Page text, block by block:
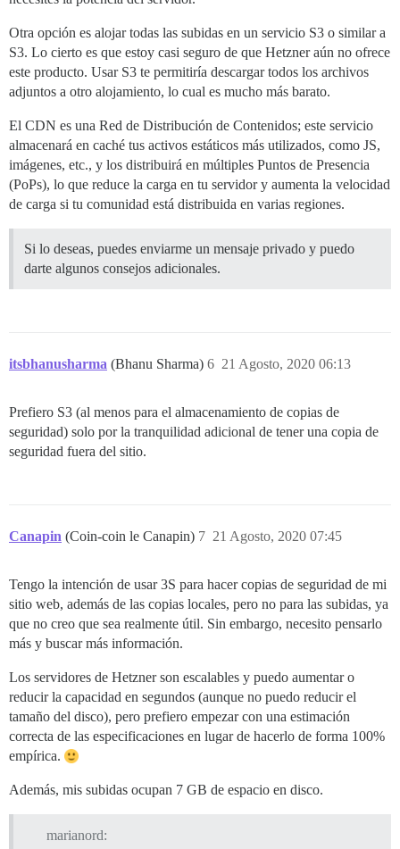
Otra opción es alojar todas las subidas en un servicio S3 o similar a
S3. Lo cierto es que estoy casi seguro de que Hetzner aún no ofrece
este producto. Usar S3 te permitiría descargar todos los archivos
adjuntos a otro alojamiento, lo cual es mucho más barato.
El CDN es una Red de Distribución de Contenidos; este servicio
almacenará en caché tus activos estáticos más utilizados, como JS,
imágenes, etc., y los distribuirá en múltiples Puntos de Presencia
(PoPs), lo que reduce la carga en tu servidor y aumenta la velocidad
de carga si tu comunidad está distribuida en varias regiones.
Si lo deseas, puedes enviarme un mensaje privado y puedo
darte algunos consejos adicionales.
itsbhanusharma (Bhanu Sharma) 21 Agosto, 2020 06:13
6
Prefiero S3 (al menos para el almacenamiento de copias de
seguridad) solo por la tranquilidad adicional de tener una copia de
seguridad fuera del sitio.
Canapin (Coin-coin le Canapin) 21 Agosto, 2020 07:45
7
Tengo la intención de usar 3S para hacer copias de seguridad de mi
sitio web, además de las copias locales, pero no para las subidas, ya
que no creo que sea realmente útil. Sin embargo, necesito pensarlo
más y buscar más información.
Los servidores de Hetzner son escalables y puedo aumentar o
reducir la capacidad en segundos (aunque no puedo reducir el
tamaño del disco), pero prefiero empezar con una estimación
correcta de las especificaciones en lugar de hacerlo de forma 100%
empírica.
Además, mis subidas ocupan 7 GB de espacio en disco.
marianord: